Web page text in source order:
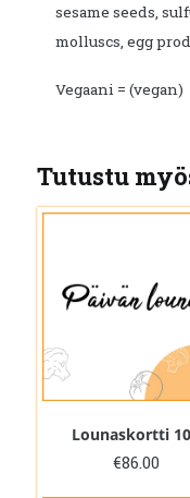
sesame seeds,
molluscs, egg
Vegaani = (vegan)
Tutustu
Lounaskortti
€86.00